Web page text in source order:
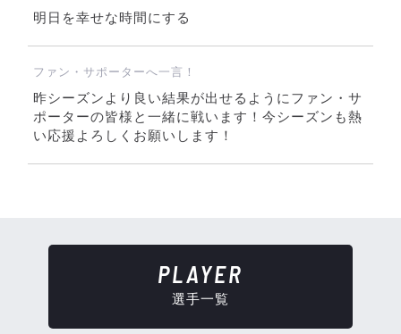
明日を幸せな時間にする
ファン・サポーターへ一言！
昨シーズンより良い結果が出せるようにファン・サ
ポーターの皆様と一緒に戦います！今シーズンも熱
い応援よろしくお願いします！
PLAYER
選手一覧